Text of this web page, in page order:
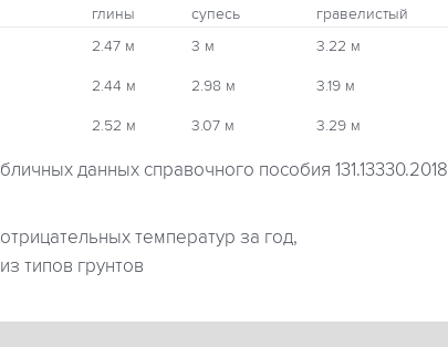
глины
супесь
гравелистый
2.47 м 3 м 3.22 м
2.44 м 2.98 м 3.19 м
2.52 м 3.07 м 3.29 м
данных справочного пособия 131.13330.2018
температур за год,
типов грунтов